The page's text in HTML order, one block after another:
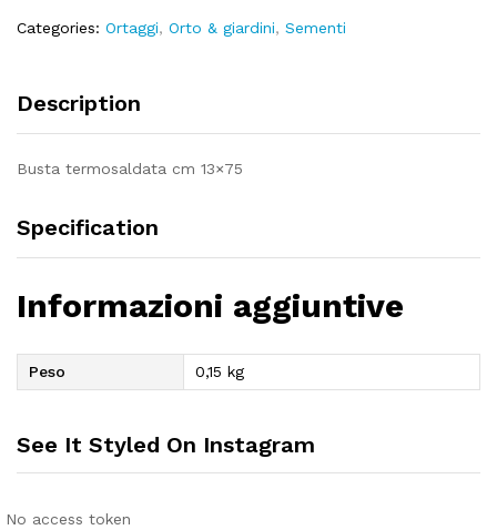
Categories: Ortaggi, Orto & giardini, Sementi
Description
Busta termosaldata cm 13×75
Specification
Informazioni aggiuntive
Peso 0,15 kg
See It Styled On Instagram
No access token